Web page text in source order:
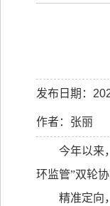
发布日期：
作者：张丽
今年以来
环监管”双轮
精准定向